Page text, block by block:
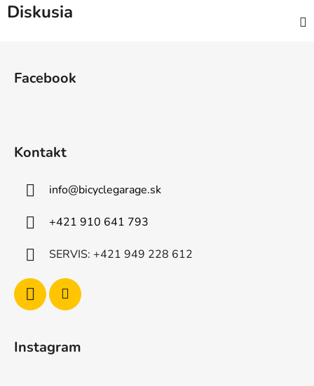
Diskusia
Facebook
Kontakt
info@bicyclegarage.sk
+421 910 641 793
SERVIS: +421 949 228 612
Instagram